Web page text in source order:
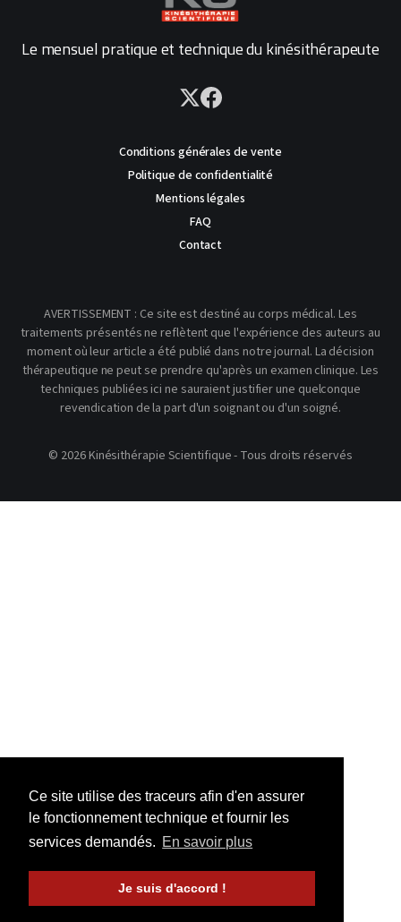
Ce site utilise des traceurs afin d'en assurer
le fonctionnement technique et fournir les
services demandés. En savoir plus
Je suis d'accord !
Le mensuel pratique et technique du kinésithérapeute
Conditions générales de vente
Politique de confidentialité
Mentions légales
FAQ
Contact
AVERTISSEMENT : Ce site est destiné au corps médical. Les
traitements présentés ne reflètent que l'expérience des auteurs au
moment où leur article a été publié dans notre journal. La décision
thérapeutique ne peut se prendre qu'après un examen clinique. Les
techniques publiées ici ne sauraient justifier une quelconque
revendication de la part d'un soignant ou d'un soigné.
© 2026 Kinésithérapie Scientifique - Tous droits réservés